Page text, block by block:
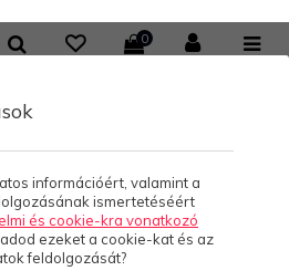
0
Balaton -
BÖGRE
információért, valamint a
ismertetéséért
és cookie-kra vonatkozó
ezeket a cookie-kat és az
feldolgozását?